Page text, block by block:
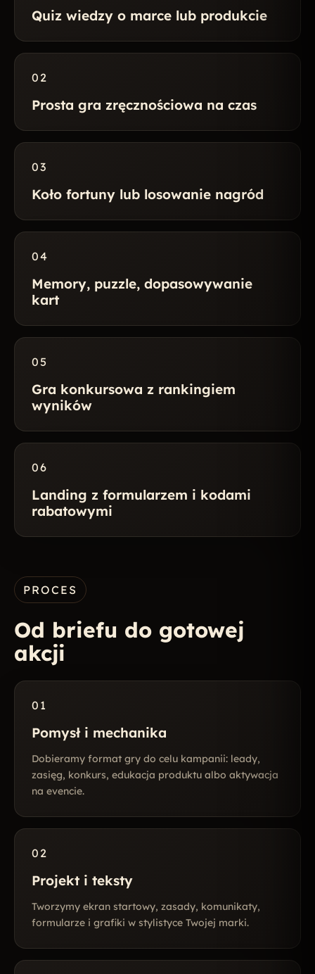
Quiz wiedzy o marce lub produkcie
02
Prosta gra zręcznościowa na czas
03
Koło fortuny lub losowanie nagród
04
Memory, puzzle, dopasowywanie
kart
05
Gra konkursowa z rankingiem
wyników
06
Landing z formularzem i kodami
rabatowymi
PROCES
Od briefu do gotowej
akcji
01
Pomysł i mechanika
Dobieramy format gry do celu kampanii: leady,
zasięg, konkurs, edukacja produktu albo aktywacja
na evencie.
02
Projekt i teksty
Tworzymy ekran startowy, zasady, komunikaty,
formularze i grafiki w stylistyce Twojej marki.